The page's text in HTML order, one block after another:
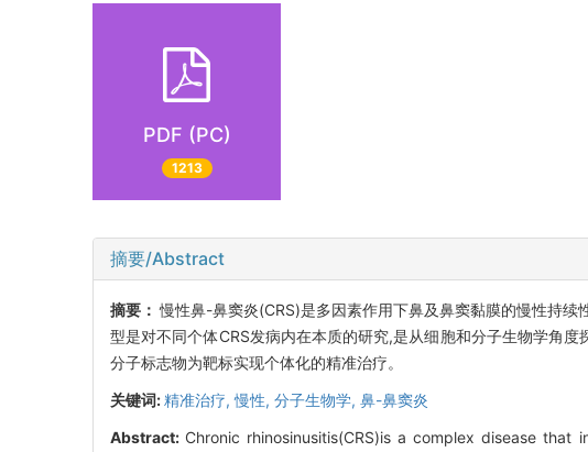
PDF (PC)
1213
摘要/Abstract
摘要：慢性鼻-鼻窦炎(CRS)是多因素作用下鼻及鼻窦黏膜的慢性持
型是对不同个体CRS发病内在本质的研究,是从细胞和分子生物学角
分子标志物为靶标实现个体化的精准治疗。
关键词:精准治疗,慢性, 分子生物学, 鼻-鼻窦炎
Abstract: Chronic rhinosinusitis(CRS)is a complex disease